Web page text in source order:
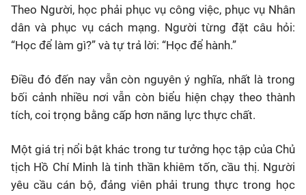
Theo Người, học phải phục vụ công việc, phục vụ Nhân
dân và phục vụ cách mạng. Người từng đặt câu hỏi:
“Học để làm gì?” và tự trả lời: “Học để hành.”
Điều đó đến nay vẫn còn nguyên ý nghĩa, nhất là trong
bối cảnh nhiều nơi vẫn còn biểu hiện chạy theo thành
tích, coi trọng bằng cấp hơn năng lực thực chất.
Một giá trị nổi bật khác trong tư tưởng học tập của Chủ
tịch Hồ Chí Minh là tinh thần khiêm tốn, cầu thị. Người
yêu cầu cán bộ, đảng viên phải trung thực trong học